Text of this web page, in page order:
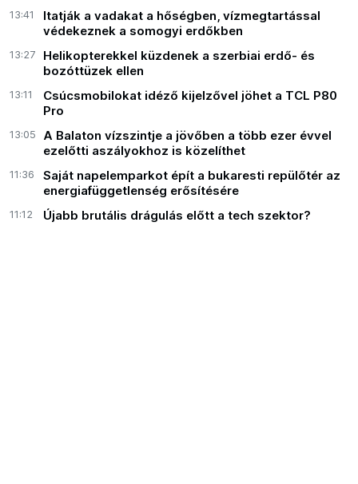
13:41
Itatják a vadakat a hőségben, vízmegtartással
védekeznek a somogyi erdőkben
13:27
Helikopterekkel küzdenek a szerbiai erdő- és
bozóttüzek ellen
13:11
Csúcsmobilokat idéző kijelzővel jöhet a TCL P80
Pro
13:05
A Balaton vízszintje a jövőben a több ezer évvel
ezelőtti aszályokhoz is közelíthet
11:36
Saját napelemparkot épít a bukaresti repülőtér az
energiafüggetlenség erősítésére
11:12 Újabb brutális drágulás előtt a tech szektor?